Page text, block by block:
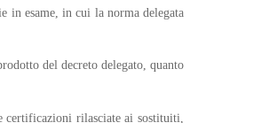
esame, in cui la norma delegata
del decreto delegato, quanto
certificazioni rilasciate ai sostituiti,